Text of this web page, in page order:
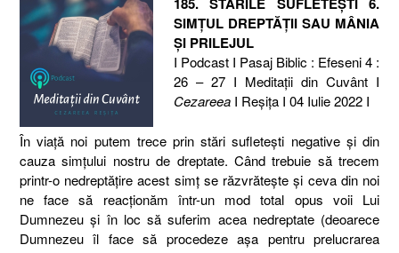
SIMȚUL DREPTĂȚII SAU MÂNIA
ȘI PRILEJUL
I Podcast I Pasaj Biblic : Efeseni 4 :
26 – 27 I Meditaţii din Cuvânt I
CezareeaI Reşiţa I 04 Iulie 2022 I
În viață noi putem trece prin stări sufletești negative și din
cauza simțului nostru de dreptate. Când trebuie să trecem
printr-o nedreptățire acest simț se răzvrătește și ceva din noi
ne face să reacționăm într-un mod total opus voii Lui
Dumnezeu și în loc să suferim acea nedreptate (deoarece
Dumnezeu îl face să procedeze așa pentru prelucrarea